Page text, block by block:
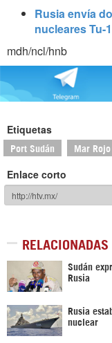
Rusia envía
nucleares Tu-
mdh/ncl/hnb
Etiquetas
Port Sudán Mar Rojo
Enlace corto
RELACIONADAS
Sudán
Rusia
Rusia
nuclear